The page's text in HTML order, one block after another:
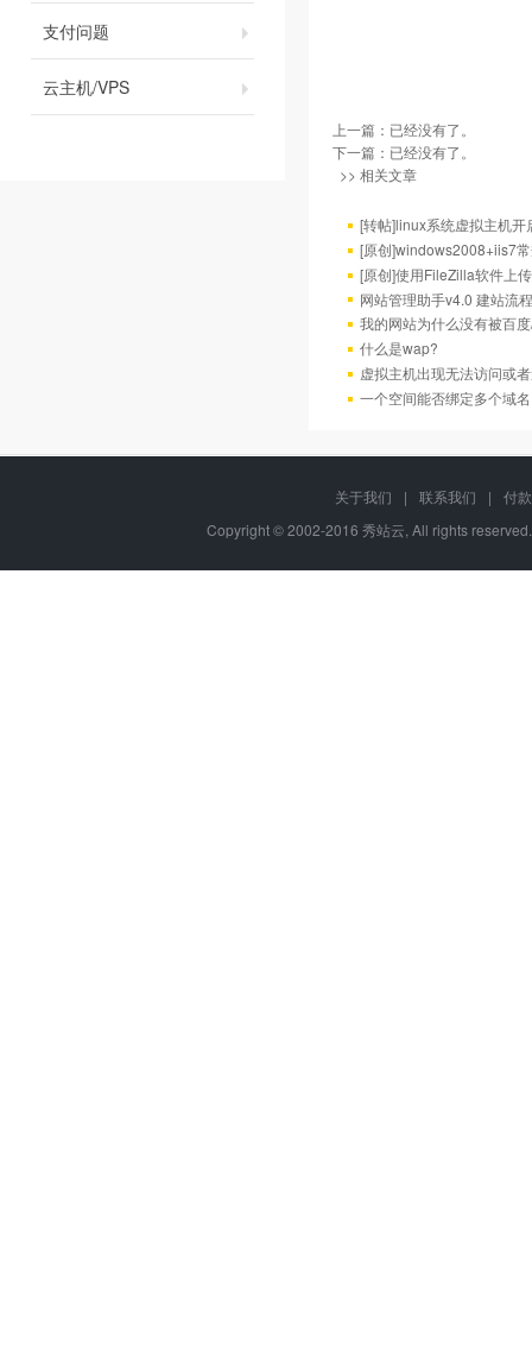
支付问题
云主机/VPS
上一篇：已经没有了。
下一篇：已经没有了。
>> 相关文章
[转帖]linux系统虚拟主机
[原创]windows2008+iis7
[原创]使用FileZilla软件上
网站管理助手v4.0 建站流程
我的网站为什么没有被百
什么是wap?
虚拟主机出现无法访问或
一个空间能否绑定多个域
关于我们 | 联系我们 |
付
Copyright © 2002-2016 秀站云, All rights